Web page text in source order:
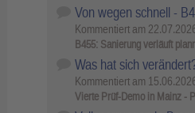
Von wegen schnell -
Kommentiert am
B455: Sanierung verläuft
Was hat sich
Kommentiert am
Vierte Prüf-Demo in Mainz -